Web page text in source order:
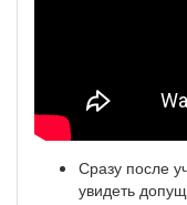
Сразу после
увидеть